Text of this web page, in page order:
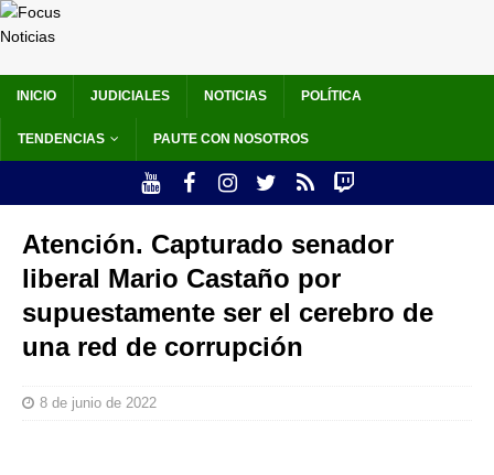
INICIO JUDICIALES NOTICIAS POLÍTICA
TENDENCIAS PAUTE CON NOSOTROS
Atención. Capturado senador
liberal Mario Castaño por
supuestamente ser el cerebro de
una red de corrupción
8 de junio de 2022